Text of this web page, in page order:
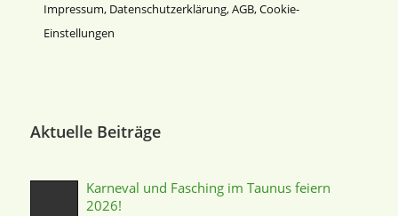
Impressum, Datenschutz­erklärung,AGB,Cookie-
Einstellungen
Aktuelle Beiträge
Karneval und Fasching im Taunus feiern
2026!